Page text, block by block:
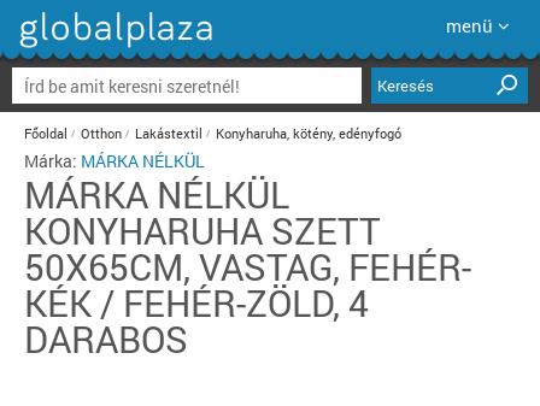
menü
Keresés
Főoldal Otthon Lakástextil Konyharuha, kötény, edényfogó
Márka: MÁRKA NÉLKÜL
MÁRKA NÉLKÜL
KONYHARUHA SZETT
50X65CM, VASTAG, FEHÉR-
KÉK / FEHÉR-ZÖLD, 4
DARABOS